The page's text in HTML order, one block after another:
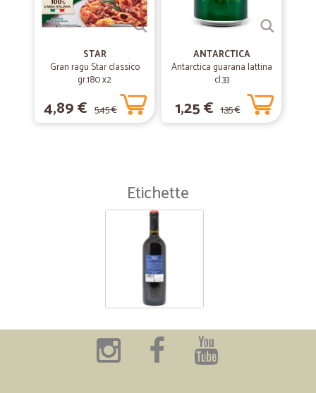
STAR
Gran ragu Star classico
gr.180 x2
4,89 € 5,45 €
ANTARCTICA
Antarctica guarana lattina
cl.33
1,25 € 1,35 €
Etichette